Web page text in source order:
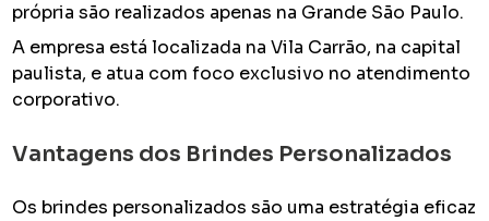
própria são realizados apenas na Grande São Paulo.
A empresa está localizada na Vila Carrão, na capital
paulista, e atua com foco exclusivo no atendimento
corporativo.
Vantagens dos Brindes Personalizados
Os brindes personalizados são uma estratégia eficaz